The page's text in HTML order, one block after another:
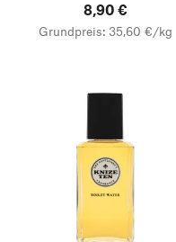
8,90 €
Grundpreis: 35,60 €/kg